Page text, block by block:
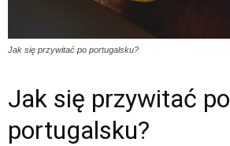
Jak się przywitać po portugalsku?
Jak się przywitać po
portugalsku?